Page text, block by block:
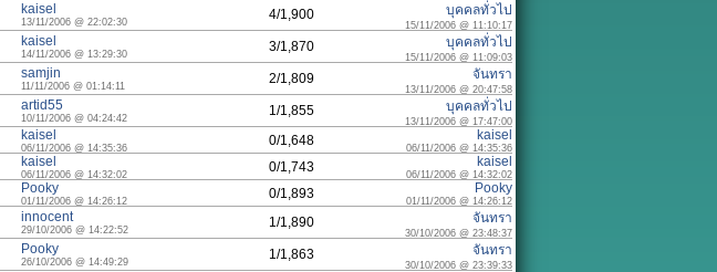
kaisel
13/11/2006 @ 22:02:30 4/1,900 บุคคลทั่วไป
15/11/2006 @ 11:10:17
kaisel
14/11/2006 @ 13:29:30 3/1,870 บุคคลทั่วไป
15/11/2006 @ 11:09:03
samjin
11/11/2006 @ 01:14:11 2/1,809 จันทรา
13/11/2006 @ 20:47:58
artid55
10/11/2006 @ 04:24:42 1/1,855 บุคคลทั่วไป
13/11/2006 @ 17:47:00
kaisel
06/11/2006 @ 14:35:36 0/1,648 kaisel
06/11/2006 @ 14:35:36
kaisel
06/11/2006 @ 14:32:02 0/1,743 kaisel
06/11/2006 @ 14:32:02
Pooky
01/11/2006 @ 14:26:12 0/1,893 Pooky
01/11/2006 @ 14:26:12
innocent
29/10/2006 @ 14:22:52 1/1,890 จันทรา
30/10/2006 @ 23:48:37
Pooky
26/10/2006 @ 14:49:29 1/1,863 จันทรา
30/10/2006 @ 23:39:33